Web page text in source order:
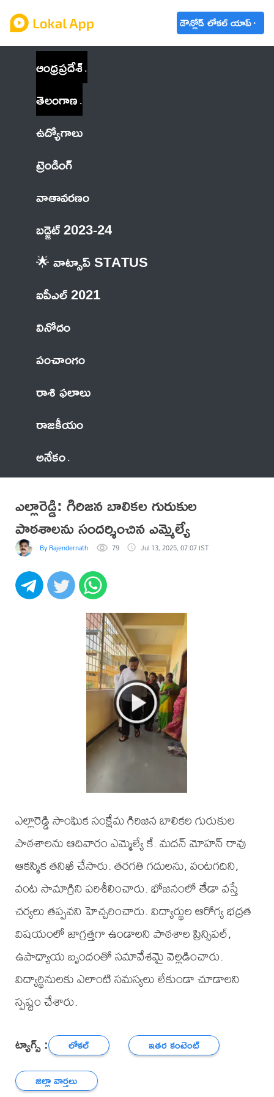
డౌన్లోడ్ లోకల్ యాప్
ఆంధ్రప్రదేశ్
తెలంగాణ
ఉద్యోగాలు
ట్రెండింగ్
వాతావరణం
బడ్జెట్ 2023-24
🌟 వాట్సాప్ STATUS
ఐపీఎల్ 2021
వినోదం
పంచాంగం
రాశి ఫలాలు
రాజకీయం
అనేకం
ఎల్లారెడ్డి: గిరిజన బాలికల గురుకుల
పాఠశాలను సందర్శించిన ఎమ్మెల్యే
By Rajendernath 79 Jul 13, 2025, 07:07 IST
ఎల్లారెడ్డి సాంఘిక సంక్షేమ గిరిజన బాలికల గురుకుల
పాఠశాలను ఆదివారం ఎమ్మెల్యే కే. మదన్ మోహన్ రావు
ఆకస్మిక తనిఖీ చేసారు. తరగతి గదులను, వంటగదిని,
వంట సామాగ్రిని పరిశీలించారు. భోజనంలో తేడా వస్తే
చర్యలు తప్పవని హెచ్చరించారు. విద్యార్థుల ఆరోగ్య భద్రత
విషయంలో జాగ్రత్తగా ఉండాలని పాఠశాల ప్రిన్సిపల్,
ఉపాధ్యాయ బృందంతో సమావేశమై వెల్లడించారు.
విద్యార్థినులకు ఎలాంటి సమస్యలు లేకుండా చూడాలని
స్పష్టం చేశారు.
ట్యాగ్స్ : లోకల్
ఇతర కంటెంట్
జిల్లా వార్తలు